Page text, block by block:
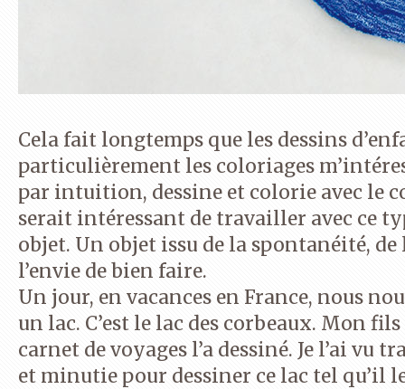
Cela fait longtemps que les dessins
particulièrement les coloriages
par intuition, dessine et colorie avec le
serait intéressant de travailler avec ce
objet. Un objet issu de la spontanéité, de
l’envie de bien faire.
Un jour, en vacances en France, nous
un lac. C’est le lac des corbeaux. Mon
carnet de voyages l’a dessiné. Je l’ai vu
et minutie pour dessiner ce lac tel qu’il